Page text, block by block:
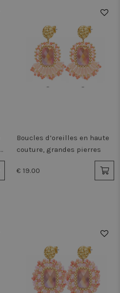
Boucles d’oreilles en haute
couture, grandes pierres
€ 19.00